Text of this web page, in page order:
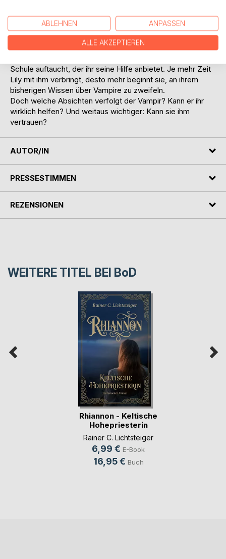
gesamtes Leben veränderte.
Über Nacht wurde sie zum Vampir. Hin- und hergerissen
zwischen ihrer Identität als Vampirjägerin und ihres Daseins
als Vampir kämpft sie gegen die neuen Gelüste ihres
Schule auftaucht, der ihr seine Hilfe anbietet. Je mehr Zeit
Lily mit ihm verbringt, desto mehr beginnt sie, an ihrem
bisherigen Wissen über Vampire zu zweifeln.
Doch welche Absichten verfolgt der Vampir? Kann er ihr
wirklich helfen? Und weitaus wichtiger: Kann sie ihm
vertrauen?
AUTOR/IN
PRESSESTIMMEN
REZENSIONEN
WEITERE TITEL BEI BoD
Rhiannon - Keltische
Hohepriesterin
Rainer C. Lichtsteiger
6,99 € E-Book
16,95 € Buch
ABLEHNEN ANPASSEN
ALLE AKZEPTIEREN